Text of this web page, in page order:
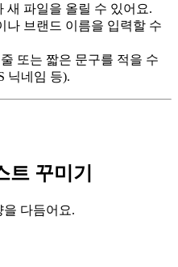
새 파일을 올릴 수 있어요.
나 브랜드 이름을 입력할 수
또는 짧은 문구를 적을 수
닉네임 등).
트 꾸미기
다듬어요.